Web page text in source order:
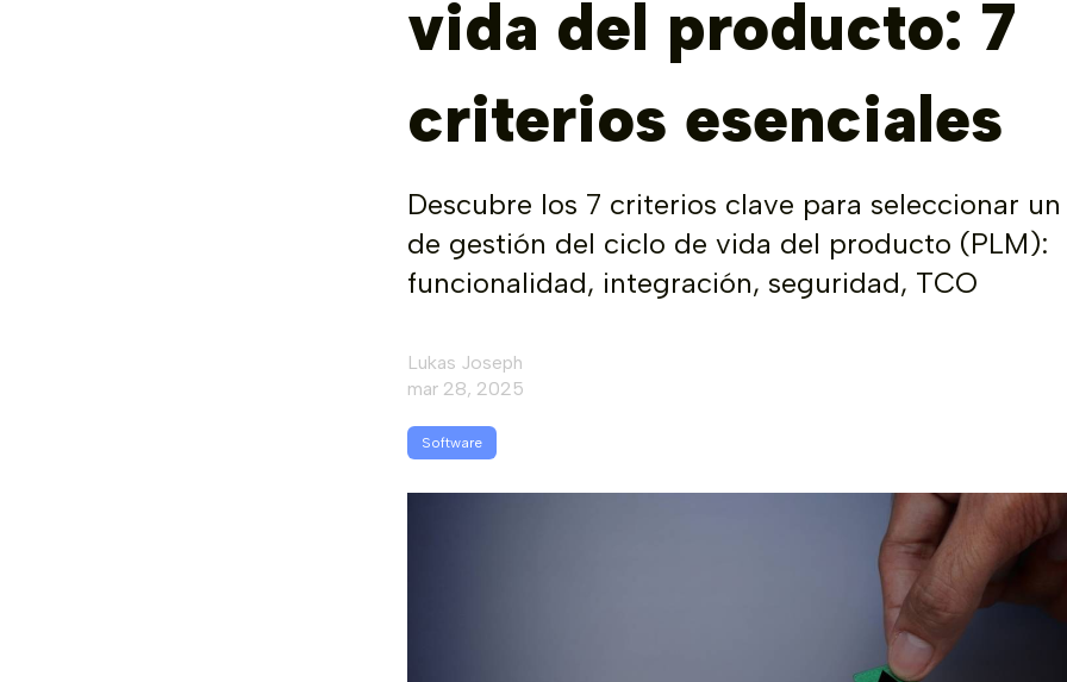
vida del producto: 7
criterios esenciales
Descubre los 7 criterios clave para seleccionar
de gestión del ciclo de vida del producto (PLM):
funcionalidad, integración, seguridad, TCO
Lukas Joseph
mar 28, 2025
Software